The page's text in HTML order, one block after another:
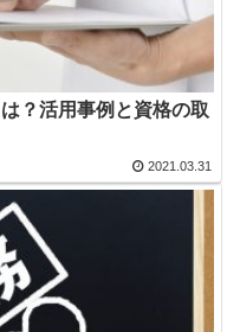
？活用事例と資格の取
2021.03.31